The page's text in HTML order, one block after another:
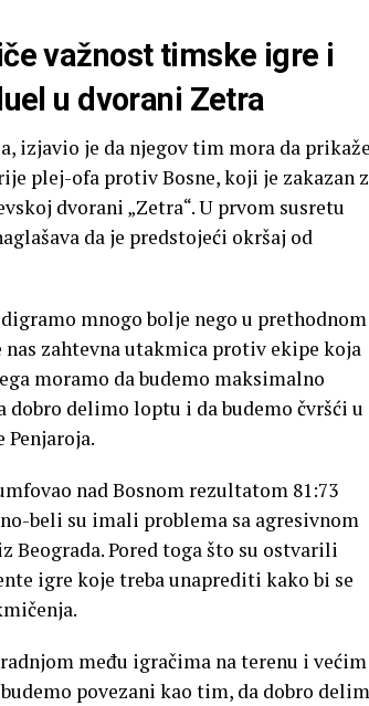
važnost timske igre i
u dvorani Zetra
izjavio je da njegov tim mora da prikaže
plej-ofa protiv Bosne, koji je zakazan
dvorani „Zetra“. U prvom susretu
da je predstojeći okršaj od
mnogo bolje nego u prethodnom
zahtevna utakmica protiv ekipe koja
moramo da budemo maksimalno
dobro delimo loptu i da budemo čvršći u
Penjaroja.
nad Bosnom rezultatom 81:73
beli su imali problema sa agresivnom
Beograda. Pored toga što su ostvarili
igre koje treba unaprediti kako bi se
među igračima na terenu i većim
povezani kao tim, da dobro